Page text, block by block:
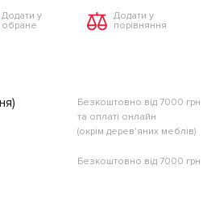
Додати у
обране
Додати у
порівняння
Безкоштовно від 7000 грн
та оплаті онлайн
(окрім дерев'яних меблів)
Безкоштовно від 7000 грн